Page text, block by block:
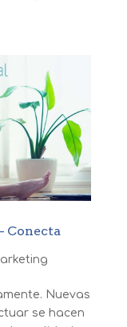
Conecta
Nuevas
se hacen